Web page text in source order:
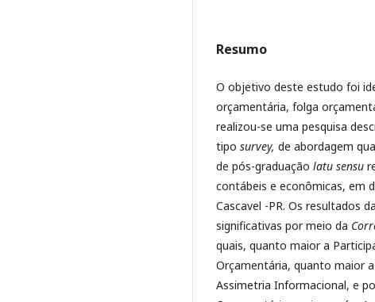
Resumo
O objetivo deste estudo foi
orçamentária, folga
realizou-se uma pesquisa
tipo survey, de abordagem
de pós-graduação latu sensu
contábeis e econômicas, em
Cascavel -PR. Os resultados
significativas por meio da
quais, quanto maior a
Orçamentária, quanto maior
Assimetria Informacional, e